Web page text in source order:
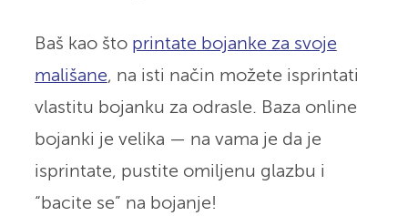
Baš kao što printate bojanke za svoje
mališane, na isti način možete isprintati
vlastitu bojanku za odrasle. Baza online
bojanki je velika — na vama je da je
isprintate, pustite omiljenu glazbu i
“bacite se” na bojanje!